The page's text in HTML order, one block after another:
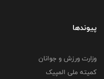
پیوندها
وزارت ورزش و جوانان
کمیته ملی المپیک